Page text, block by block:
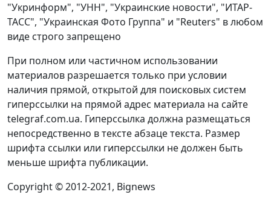
"Укринформ", "УНН", "Украинские новости", "ИТАР-
ТАСС", "Украинская Фото Группа" и "Reuters" в любом
виде строго запрещено
При полном или частичном использовании
материалов разрешается только при условии
наличия прямой, открытой для поисковых систем
гиперссылки на прямой адрес материала на сайте
telegraf.com.ua. Гиперссылка должна размещаться
непосредственно в тексте абзаце текста. Размер
шрифта ссылки или гиперссылки не должен быть
меньше шрифта публикации.
Copyright © 2012-2021, Bignews